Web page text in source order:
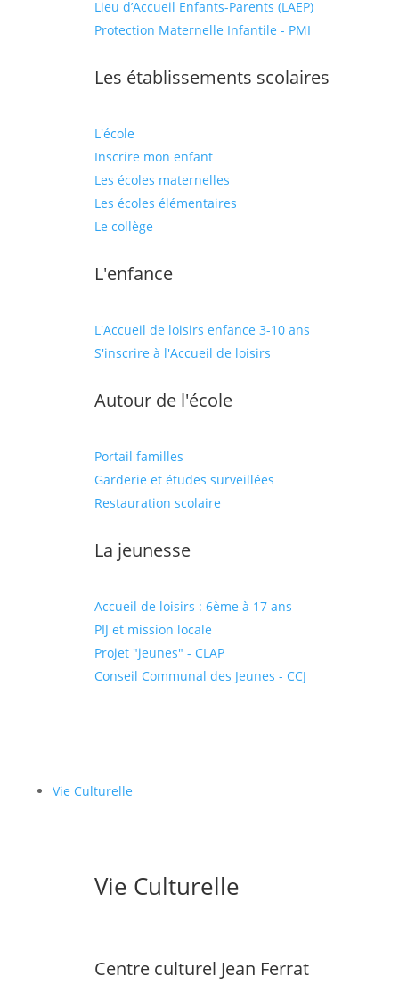
Lieu d’Accueil Enfants-Parents (LAEP)
Protection Maternelle Infantile - PMI
Les établissements scolaires
L'école
Inscrire mon enfant
Les écoles maternelles
Les écoles élémentaires
Le collège
L'enfance
L'Accueil de loisirs enfance 3-10 ans
S'inscrire à l'Accueil de loisirs
Autour de l'école
Portail familles
Garderie et études surveillées
Restauration scolaire
La jeunesse
Accueil de loisirs : 6ème à 17 ans
PIJ et mission locale
Projet "jeunes" - CLAP
Conseil Communal des Jeunes - CCJ
Vie Culturelle
Vie Culturelle
Centre culturel Jean Ferrat